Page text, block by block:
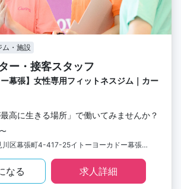
ム・施設
ー・接客スタッフ
ー幕張】女性専用フィットネスジム｜カー
最高に生きる場所」で働いてみませんか？
千葉県千葉市花見川区幕張町4-417-25イトーヨーカドー幕張店2F
なる 求人詳細